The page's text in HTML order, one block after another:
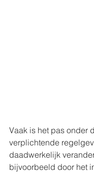
Vaak is het pas onder
verplichtende
daadwerkelijk
bijvoorbeeld door het